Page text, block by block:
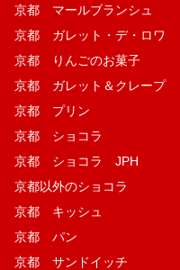
京都 マールブランシュ
京都 ガレット・デ・ロワ
京都 りんごのお菓子
京都 ガレット＆クレープ
京都 プリン
京都 ショコラ
京都 ショコラ JPH
京都以外のショコラ
京都 キッシュ
京都 パン
京都 サンドイッチ